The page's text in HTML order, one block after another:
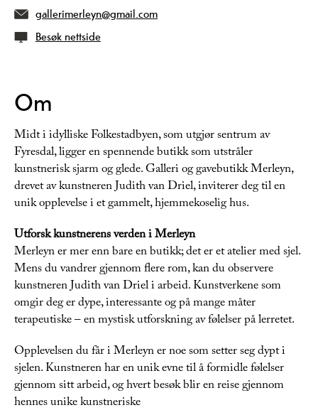
gallerimerleyn@gmail.com
Besøk nettside
Om
Midt i idylliske Folkestadbyen, som utgjør sentrum av
Fyresdal, ligger en spennende butikk som utstråler
kunstnerisk sjarm og glede. Galleri og gavebutikk Merleyn,
drevet av kunstneren Judith van Driel, inviterer deg til en
unik opplevelse i et gammelt, hjemmekoselig hus.
Utforsk kunstnerens verden i Merleyn
Merleyn er mer enn bare en butikk; det er et atelier med sjel.
Mens du vandrer gjennom flere rom, kan du observere
kunstneren Judith van Driel i arbeid. Kunstverkene som
omgir deg er dype, interessante og på mange måter
terapeutiske – en mystisk utforskning av følelser på lerretet.
Opplevelsen du får i Merleyn er noe som setter seg dypt i
sjelen. Kunstneren har en unik evne til å formidle følelser
gjennom sitt arbeid, og hvert besøk blir en reise gjennom
hennes unike kunstneriske